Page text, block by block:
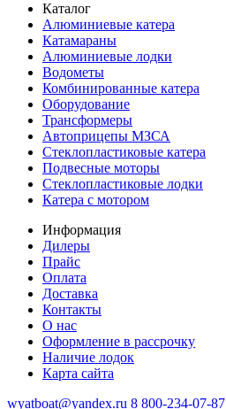
Каталог
Алюминиевые катера
Катамараны
Алюминиевые лодки
Водометы
Комбинированные катера
Оборудование
Трансформеры
Автоприцепы МЗСА
Стеклопластиковые катера
Подвесные моторы
Стеклопластиковые лодки
Катера с мотором
Информация
Дилеры
Прайс
Оплата
Доставка
Контакты
О нас
Оформление в рассрочку
Наличие лодок
Карта сайта
wyatboat@yandex.ru 8 800-234-07-87